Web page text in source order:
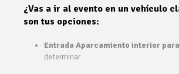
¿Vas a ir al evento en un vehículo
son tus opciones:
Entrada Aparcamiento interior
determinar